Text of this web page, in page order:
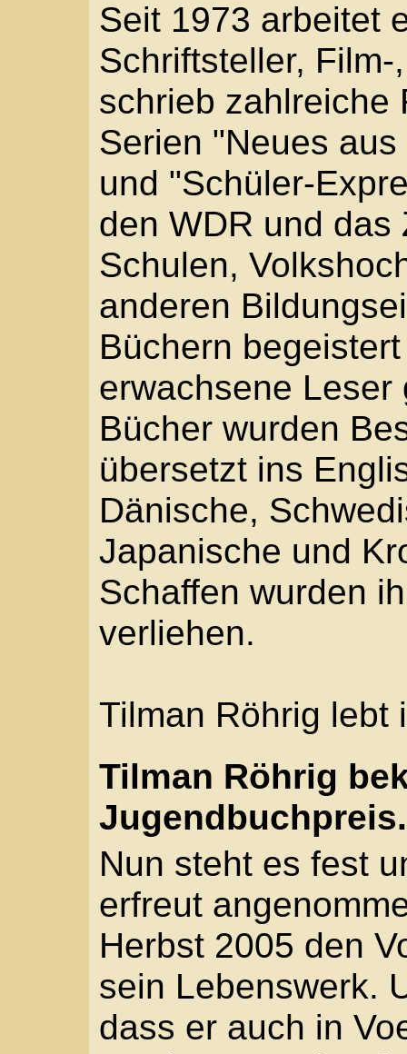
Serien "Neues aus
und "Schüler-
den WDR und das
Schulen,
anderen
Büchern begeistert er
erwachsene Leser
Bücher wurden
übersetzt ins
Dänische,
Japanische und
Schaffen wurden ihm
verliehen.
Tilman Röhrig lebt in
Tilman Röhrig
Jugendbuchpreis.
Nun steht es fest und
Herbst 2005 den
dass er auch in
wurde 1945 als
geboren und lebt
zahlreicher und viel
Jugendliche und
Finnische,
wurden.